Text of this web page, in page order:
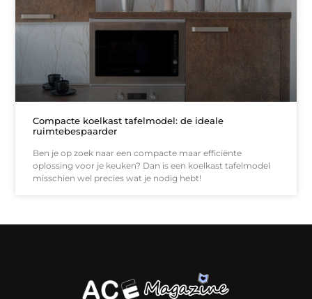
Compacte koelkast tafelmodel: de ideale
ruimtebespaarder
Ben je op zoek naar een compacte maar efficiënte
oplossing voor je keuken? Dan is een koelkast tafelmodel
misschien wel precies wat je nodig hebt!